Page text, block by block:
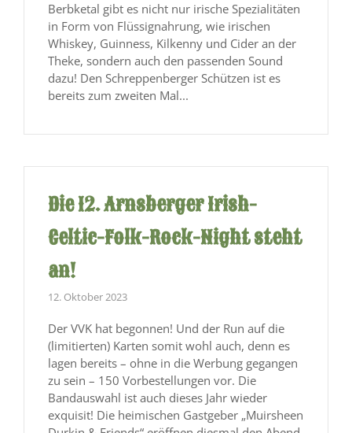
Berbketal gibt es nicht nur irische Spezialitäten
in Form von Flüssignahrung, wie irischen
Whiskey, Guinness, Kilkenny und Cider an der
Theke, sondern auch den passenden Sound
dazu! Den Schreppenberger Schützen ist es
bereits zum zweiten Mal...
Die 12. Arnsberger Irish-
Celtic-Folk-Rock-Night steht
an!
12. Oktober 2023
Der VVK hat begonnen! Und der Run auf die
(limitierten) Karten somit wohl auch, denn es
lagen bereits – ohne in die Werbung gegangen
zu sein – 150 Vorbestellungen vor. Die
Bandauswahl ist auch dieses Jahr wieder
exquisit! Die heimischen Gastgeber „Muirsheen